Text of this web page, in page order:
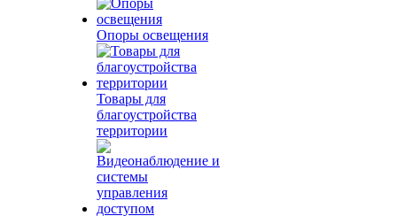
Опоры освещения
Товары для
благоустройства
территории